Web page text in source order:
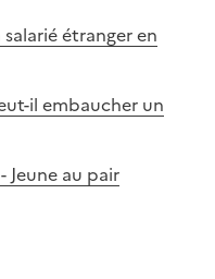
étranger en
il embaucher un
Jeune au pair